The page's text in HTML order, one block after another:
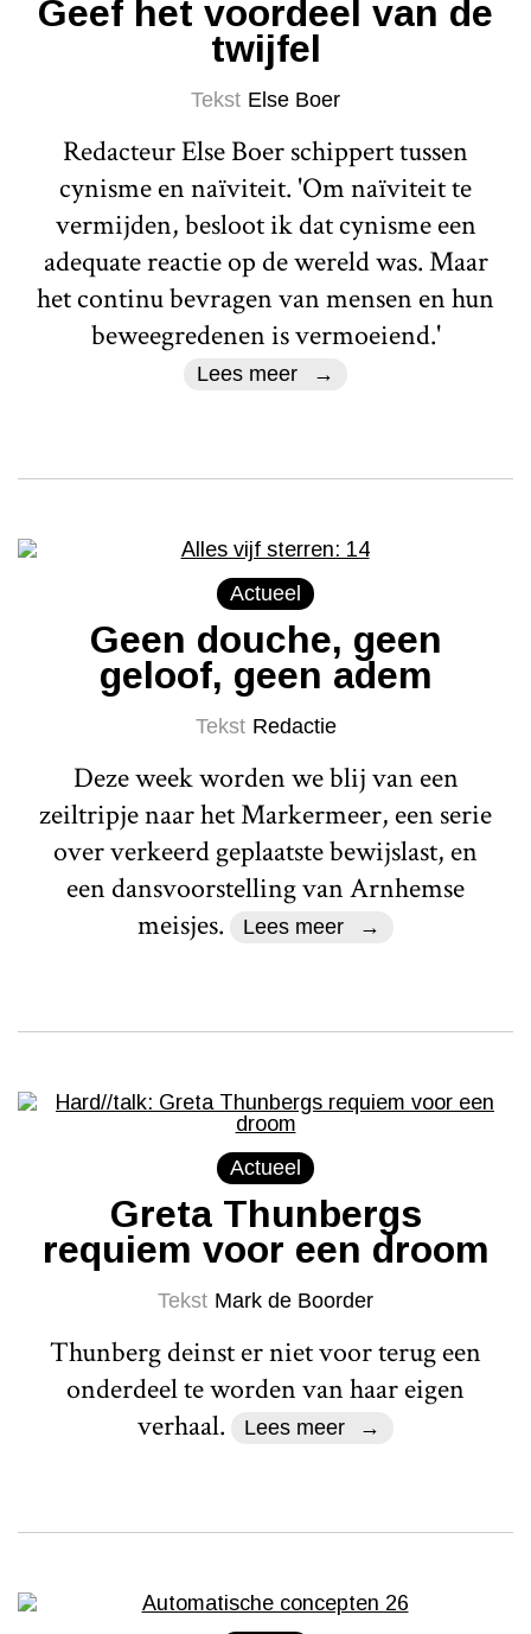
Geef het voordeel van de
twijfel
Tekst Else Boer
Redacteur Else Boer schippert tussen
cynisme en naïviteit. 'Om naïviteit te
vermijden, besloot ik dat cynisme een
adequate reactie op de wereld was. Maar
het continu bevragen van mensen en hun
beweegredenen is vermoeiend.'
Lees meer
Actueel
Geen douche, geen
geloof, geen adem
Tekst Redactie
Deze week worden we blij van een
zeiltripje naar het Markermeer, een serie
over verkeerd geplaatste bewijslast, en
een dansvoorstelling van Arnhemse
meisjes.
Lees meer
Actueel
Greta Thunbergs
requiem voor een droom
Tekst Mark de Boorder
Thunberg deinst er niet voor terug een
onderdeel te worden van haar eigen
verhaal.
Lees meer